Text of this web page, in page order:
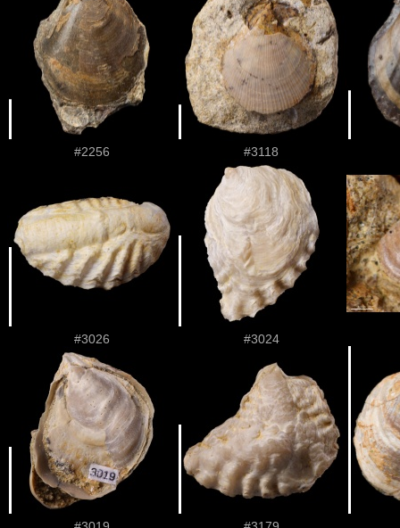
#2256 #3118
#3026 #3024